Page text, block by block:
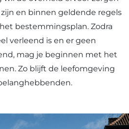
en binnen geldende regels
bestemmingsplan. Zodra
verleend is en er geen
mag je beginnen met het
Zo blijft de leefomgeving